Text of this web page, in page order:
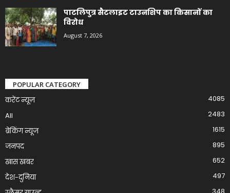
पाटलिपुत्र सैटलाइट टाउनशिप का किसानों का
विरोध
August 7, 2026
POPULAR CATEGORY
करेंट न्यूज़
4085
All
2483
ब्रेकिंग न्यूज
1615
जनपद
895
खास खबर
652
देश-दुनिया
497